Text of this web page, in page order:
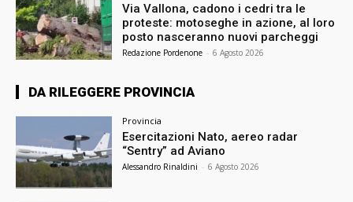
Via Vallona, cadono i cedri tra le
proteste: motoseghe in azione, al loro
posto nasceranno nuovi parcheggi
Redazione Pordenone - 6 Agosto 2026
DA RILEGGERE PROVINCIA
Provincia
Esercitazioni Nato, aereo radar
“Sentry” ad Aviano
Alessandro Rinaldini - 6 Agosto 2026